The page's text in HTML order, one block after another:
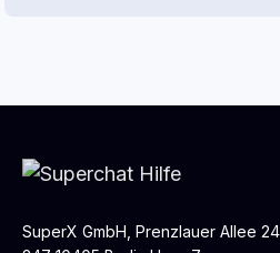
SuperX GmbH, Prenzlauer Allee